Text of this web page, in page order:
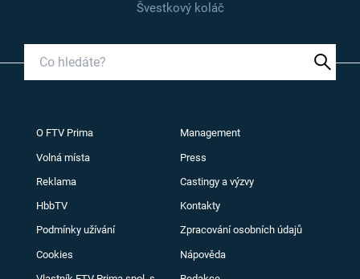
Švestkový koláč
O FTV Prima Management
Volná místa Press
Reklama Castingy a výzvy
HbbTV Kontakty
Podmínky užívání Zpracování osobních údajů
Cookies Nápověda